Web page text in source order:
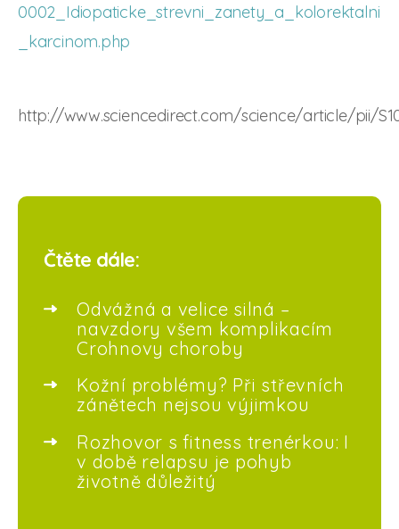
Čtěte dále:
Odvážná a velice silná –
navzdory všem komplikacím
Crohnovy choroby
Kožní problémy? Při střevních
zánětech nejsou výjimkou
Rozhovor s fitness trenérkou: I
v době relapsu je pohyb
životně důležitý
0002_Idiopaticke_strevni_zanety_a_kolorektalni
_karcinom.php
http://www.sciencedirect.com/science/article/pii/